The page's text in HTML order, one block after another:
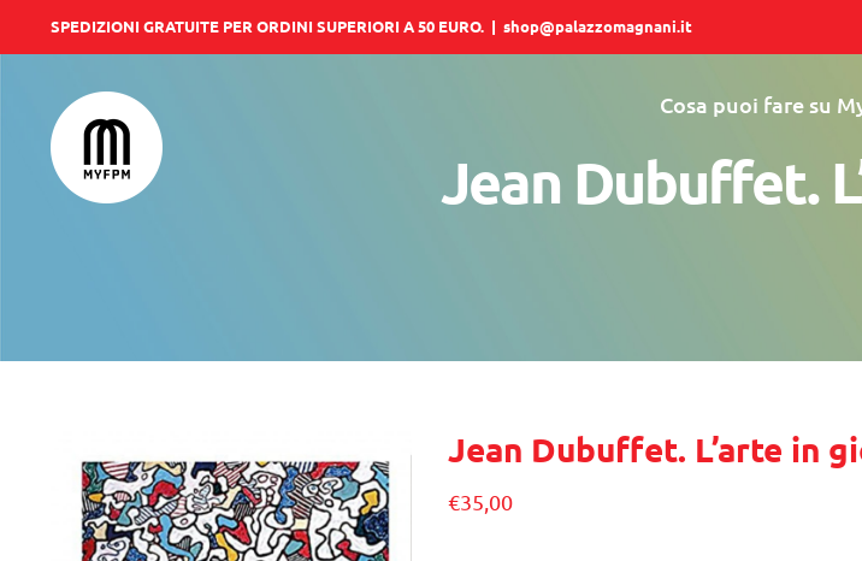
al
contenuto
SPEDIZIONI GRATUITE PER ORDINI SUPERIORI A 50 EURO. | shop@palazzomagnani.it
Cosa puoi fare su
Jean Dubuffet.
Jean Dubuffet. L’arte in
€35,00